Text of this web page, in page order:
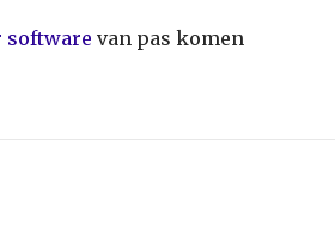
software van pas komen